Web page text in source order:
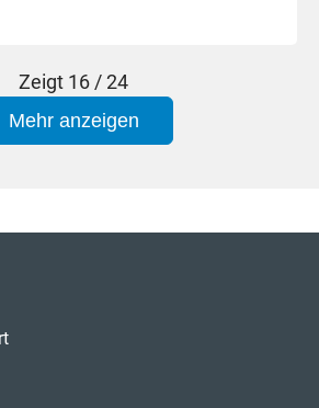
Zeigt 16 / 24
Mehr anzeigen